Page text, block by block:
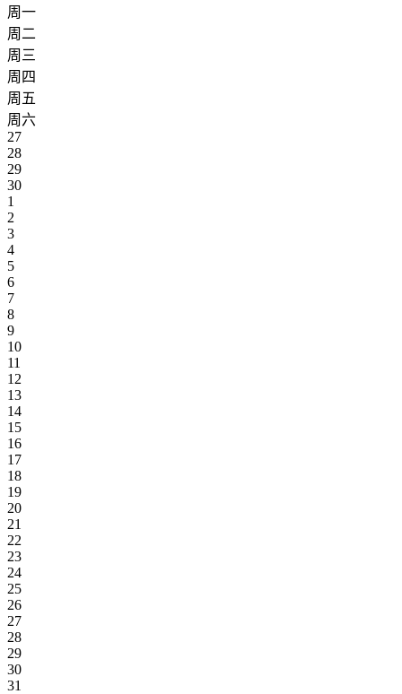
周一
周二
周三
周四
周五
周六
27
28
29
30
1
2
3
4
5
6
7
8
9
10
11
12
13
14
15
16
17
18
19
20
21
22
23
24
25
26
27
28
29
30
31